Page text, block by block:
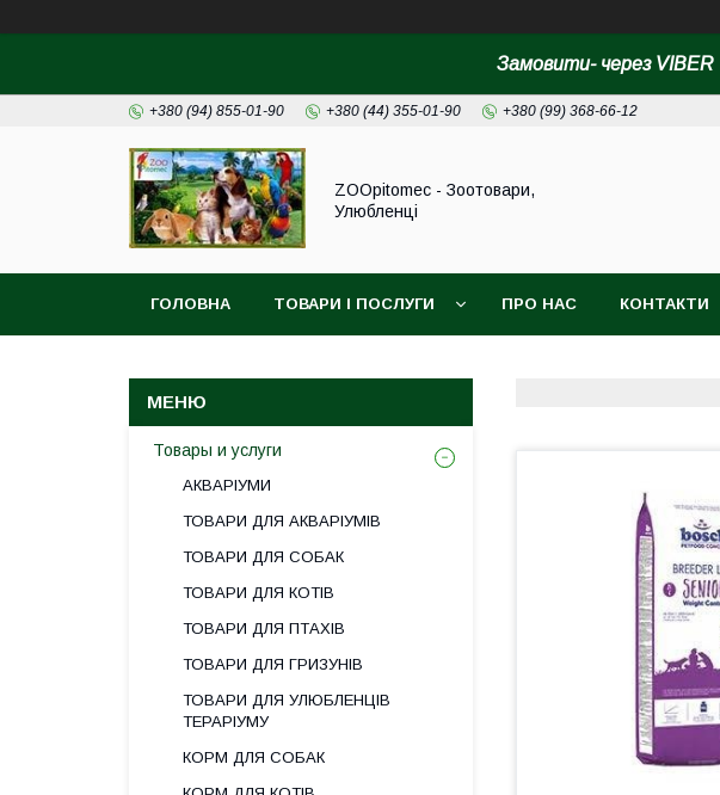
Замовити- через VIBER
+380 (94) 855-01-90 +380 (44) 355-01-90 +380 (99) 368-66-12
ZOOpitomec - Зоотовари,
Улюбленці
ГОЛОВНА ТОВАРИ І ПОСЛУГИ ПРО НАС КОНТАКТИ
Товары и услуги
АКВАРІУМИ
ТОВАРИ ДЛЯ АКВАРІУМІВ
ТОВАРИ ДЛЯ СОБАК
ТОВАРИ ДЛЯ КОТІВ
ТОВАРИ ДЛЯ ПТАХІВ
ТОВАРИ ДЛЯ ГРИЗУНІВ
ТОВАРИ ДЛЯ УЛЮБЛЕНЦІВ
ТЕРАРІУМУ
КОРМ ДЛЯ СОБАК